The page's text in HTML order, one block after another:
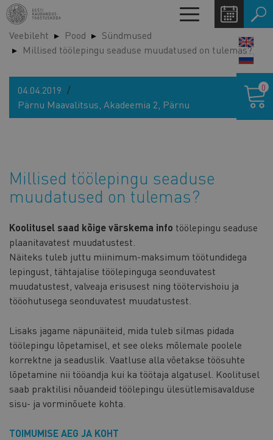
Liigu
edasi
põhisisu
juurde
Toggle
navigation
Veebileht Pood
Sündmused
Millised töölepingu seaduse muudatused on tulemas?
04.04.2019
Pärnu Maavalitsus, Akadeemia 2, Pärnu
Millised töölepingu seaduse
muudatused on tulemas?
Koolitusel saad kõige värskema info töölepingu seaduse
plaanitavatest muudatustest.
Näiteks tuleb juttu miinimum-maksimum töötundidega
lepingust, tähtajalise töölepinguga seonduvatest
muudatustest, valveaja erisusest ning töötervishoiu ja
tööohutusega seonduvatest muudatustest.
Lisaks jagame näpunäiteid, mida tuleb silmas pidada
töölepingu lõpetamisel, et see oleks mõlemale poolele
korrektne ja seaduslik. Vaatluse alla võetakse töösuhte
lõpetamine nii tööandja kui ka töötaja algatusel. Koolitusel
saab praktilisi nõuandeid töölepingu ülesütlemisavalduse
sisu- ja vorminõuete kohta.
TOIMUMISE AEG JA KOHT
0